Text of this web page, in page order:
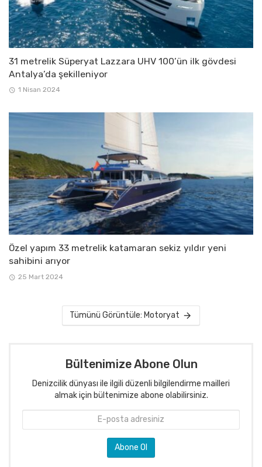
31 metrelik Süperyat Lazzara UHV 100’ün ilk gövdesi
Antalya’da şekilleniyor
1 Nisan 2024
Özel yapım 33 metrelik katamaran sekiz yıldır yeni
sahibini arıyor
25 Mart 2024
Tümünü Görüntüle: Motoryat
Bültenimize Abone Olun
Denizcilik dünyası ile ilgili düzenli bilgilendirme mailleri
almak için bültenimize abone olabilirsiniz.